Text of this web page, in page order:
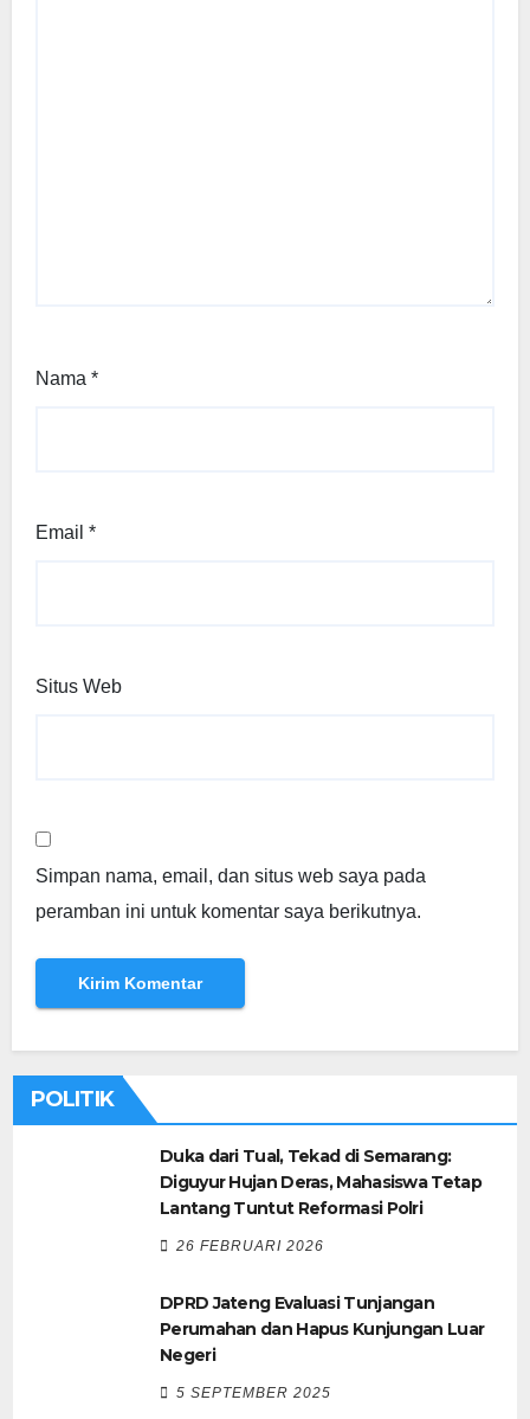
Nama *
Email *
Situs Web
Simpan nama, email, dan situs web saya pada
peramban ini untuk komentar saya berikutnya.
POLITIK
Duka dari Tual, Tekad di Semarang:
Diguyur Hujan Deras, Mahasiswa Tetap
Lantang Tuntut Reformasi Polri
26 FEBRUARI 2026
DPRD Jateng Evaluasi Tunjangan
Perumahan dan Hapus Kunjungan Luar
Negeri
5 SEPTEMBER 2025